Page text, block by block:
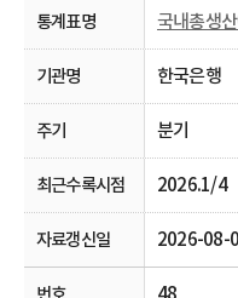
한국은행
분기
2026.1/4
2026-08-